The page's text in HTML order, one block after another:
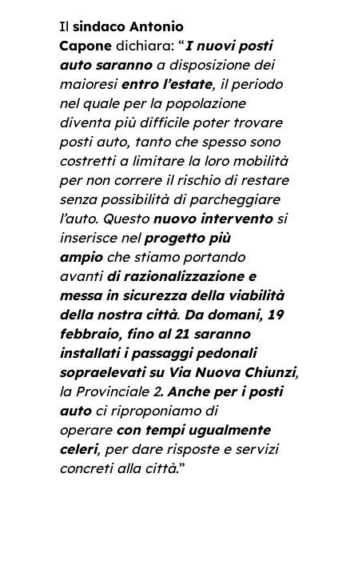
Il sindaco Antonio
Capone dichiara: “I nuovi posti
auto sarannoa disposizione dei
maioresientro l’estate, il periodo
nel quale per la popolazione
diventa più difficile poter trovare
posti auto, tanto che spesso sono
costretti a limitare la loro mobilità
per non correre il rischio di restare
senza possibilità di parcheggiare
l’auto. Questo nuovo interventosi
inserisce nelprogetto più
ampioche stiamo portando
avantidi razionalizzazione e
messa in sicurezza della viabilità
della nostra città. Da domani, 19
febbraio, fino al 21 saranno
installati i passaggi pedonali
sopraelevati su Via Nuova Chiunzi,
la Provinciale 2. Anche per i posti
autoci riproponiamo di
operare con tempi ugualmente
celeri, per dare risposte e servizi
concreti alla città.”